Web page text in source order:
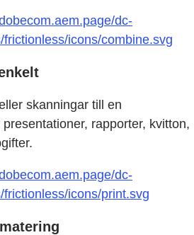
dc-
icons/combine.svg
skanningar till en
rapporter, kvitton,
dc-
icons/print.svg